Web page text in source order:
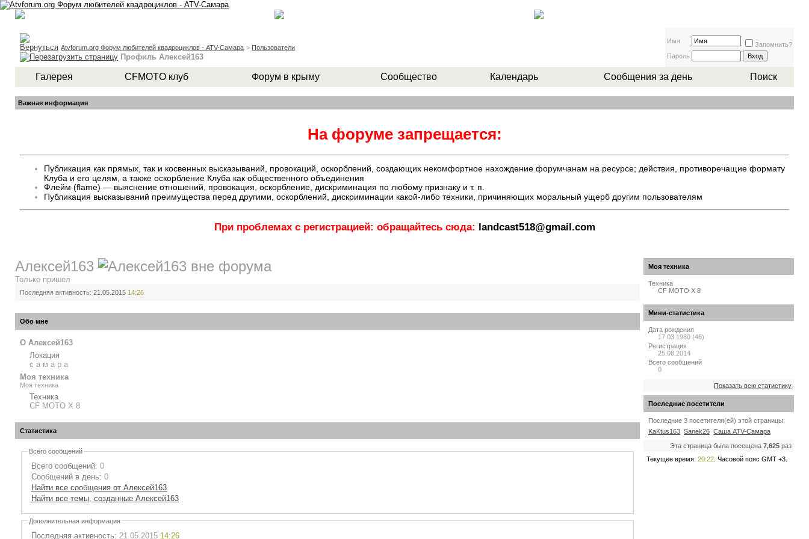
Atvforum.org Форум любителей квадроциклов - ATV-Самара > Пользователи
Профиль Алексей163
Имя
Запомнить?
Пароль
Галерея CFMOTO клуб Форум в крыму Сообщество Календарь Сообщения за день Поиск
Важная информация
На форуме запрещается:
Публикация как прямых, так и косвенных высказываний, провокаций, оскорблений, создающих некомфортное нахождение форумчанам на ресурсе; действия, противоречащие формату
Клуба и его целям, а также оскорбление Клуба как общественного объединения
Флейм (flame) — выяснение отношений, провокация, оскорбление, дискриминация по любому признаку и т. п.
Публикация высказываний преимущества перед другими, оскорблений, дискриминации какой-либо техники, причиняющих моральный ущерб другим пользователям
При проблемах с регистрацией: обращайтесь сюда: landcast518@gmail.com
Алексей163
Только пришел
Последняя активность: 21.05.2015 14:26
Обо мне
О Алексей163
Локация
с а м а р а
Моя техника
Моя техника
Техника
CF MOTO X 8
Статистика
Всего сообщений
Всего сообщений: 0
Сообщений в день: 0
Найти все сообщения от Алексей163
Найти все темы, созданные Алексей163
Дополнительная информация
Последняя активность: 21.05.2015 14:26
Моя техника
Техника
CF MOTO X 8
Мини-статистика
Дата рождения
17.03.1980 (46)
Регистрация
25.08.2014
Всего сообщений
0
Показать всю статистику
Последние посетители
Последние 3 посетителя(ей) этой страницы:
KaKtus163 Sanek26 Саша ATV-Самара
Эта страница была посещена 7,625 раз
Текущее время: 20:22 . Часовой пояс GMT +3.